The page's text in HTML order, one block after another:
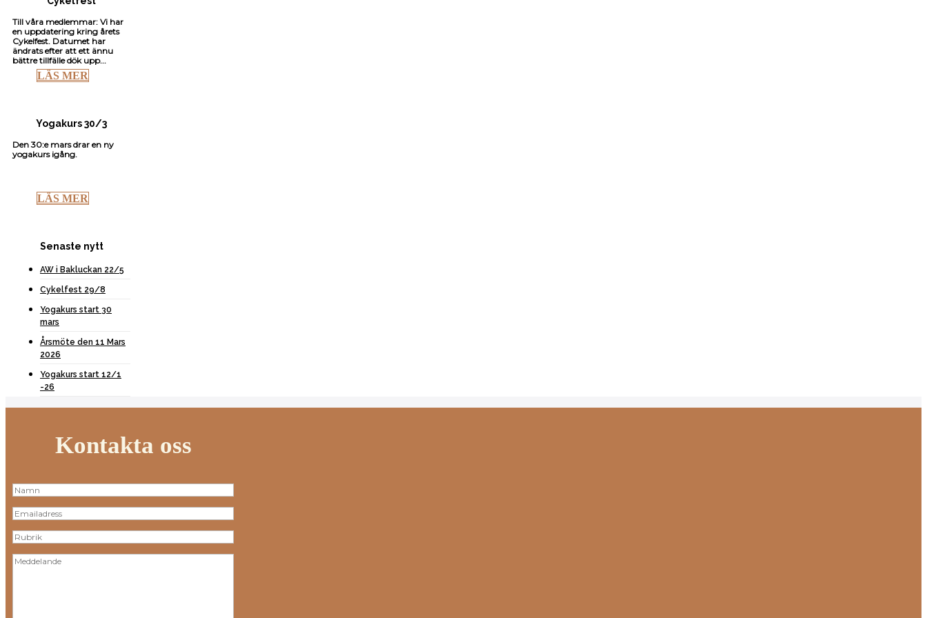
Till våra medlemmar: Vi har
en uppdatering kring årets
Cykelfest. Datumet har
ändrats efter att ett ännu
bättre tillfälle dök upp...
LÄS MER
Yogakurs 30/3
Den 30:e mars drar en ny
yogakurs igång.
LÄS MER
Senaste nytt
AW i Bakluckan 22/5
Cykelfest 29/8
Yogakurs start 30
mars
Årsmöte den 11 Mars
2026
Yogakurs start 12/1
-26
Kontakta oss